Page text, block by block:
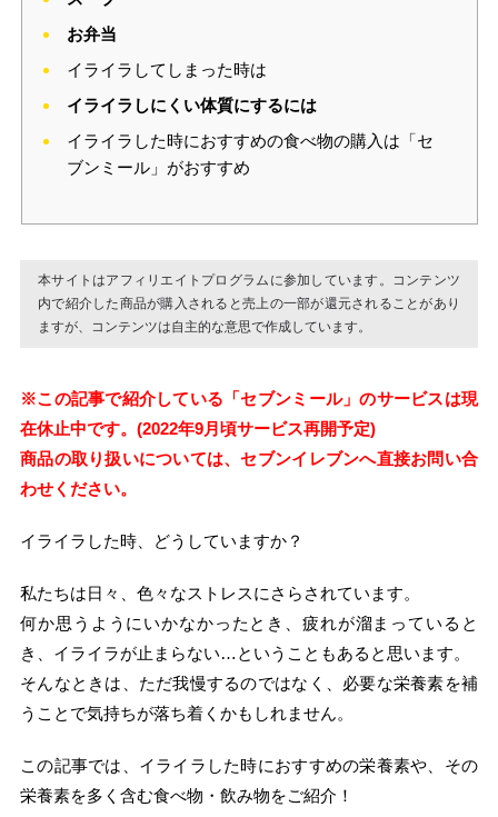
お弁当
イライラしてしまった時は
イライラしにくい体質にするには
イライラした時におすすめの食べ物の購入は「セ
ブンミール」がおすすめ
本サイトはアフィリエイトプログラムに参加しています。コンテンツ
内で紹介した商品が購入されると売上の一部が還元されることがあり
ますが、コンテンツは自主的な意思で作成しています。
※この記事で紹介している「セブンミール」のサービスは現
在休止中です。(2022年9月頃サービス再開予定)
商品の取り扱いについては、セブンイレブンへ直接お問い合
わせください。
イライラした時、どうしていますか？
私たちは日々、色々なストレスにさらされています。
何か思うようにいかなかったとき、疲れが溜まっていると
き、イライラが止まらない…ということもあると思います。
そんなときは、ただ我慢するのではなく、必要な栄養素を補
うことで気持ちが落ち着くかもしれません。
この記事では、イライラした時におすすめの栄養素や、その
栄養素を多く含む食べ物・飲み物をご紹介！